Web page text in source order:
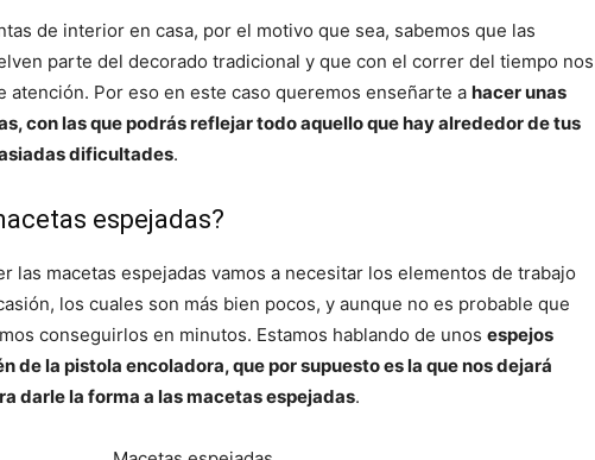
de interior en casa, por el motivo que sea, sabemos que las
parte del decorado tradicional y que con el correr del tiempo nos
atención. Por eso en este caso queremos enseñarte a hacer unas
con las que podrás reflejar todo aquello que hay alrededor de tus
dificultades.
espejadas?
las macetas espejadas vamos a necesitar los elementos de trabajo
los cuales son más bien pocos, y aunque no es probable que
conseguirlos en minutos. Estamos hablando de unos espejos
de la pistola encoladora, que por supuesto es la que nos dejará
darle la forma a las macetas espejadas.